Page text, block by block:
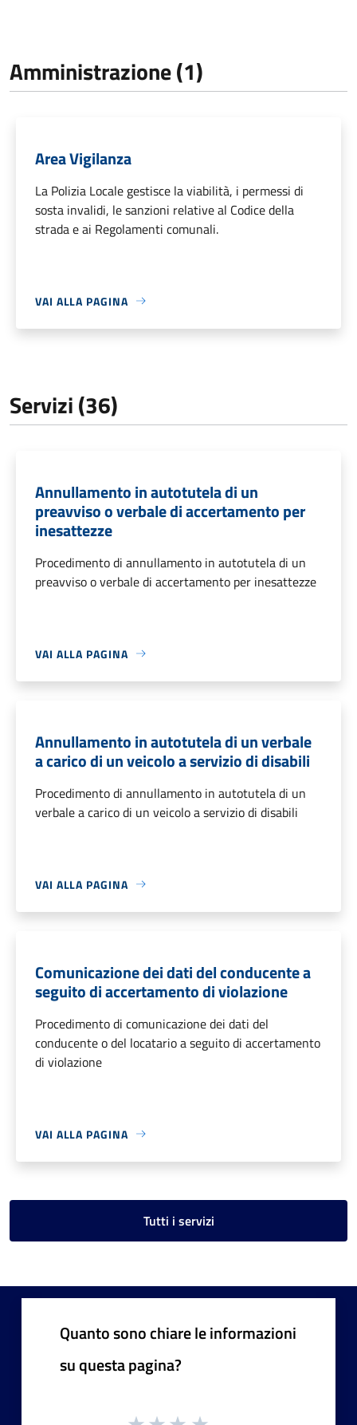
Amministrazione (1)
Area Vigilanza
La Polizia Locale gestisce la viabilità, i permessi di
sosta invalidi, le sanzioni relative al Codice della
strada e ai Regolamenti comunali.
VAI ALLA PAGINA
Servizi (36)
Annullamento in autotutela di un
preavviso o verbale di accertamento per
inesattezze
Procedimento di annullamento in autotutela di un
preavviso o verbale di accertamento per inesattezze
VAI ALLA PAGINA
Annullamento in autotutela di un verbale
a carico di un veicolo a servizio di disabili
Procedimento di annullamento in autotutela di un
verbale a carico di un veicolo a servizio di disabili
VAI ALLA PAGINA
Comunicazione dei dati del conducente a
seguito di accertamento di violazione
Procedimento di comunicazione dei dati del
conducente o del locatario a seguito di accertamento
di violazione
VAI ALLA PAGINA
Tutti i servizi
Quanto sono chiare le informazioni
su questa pagina?